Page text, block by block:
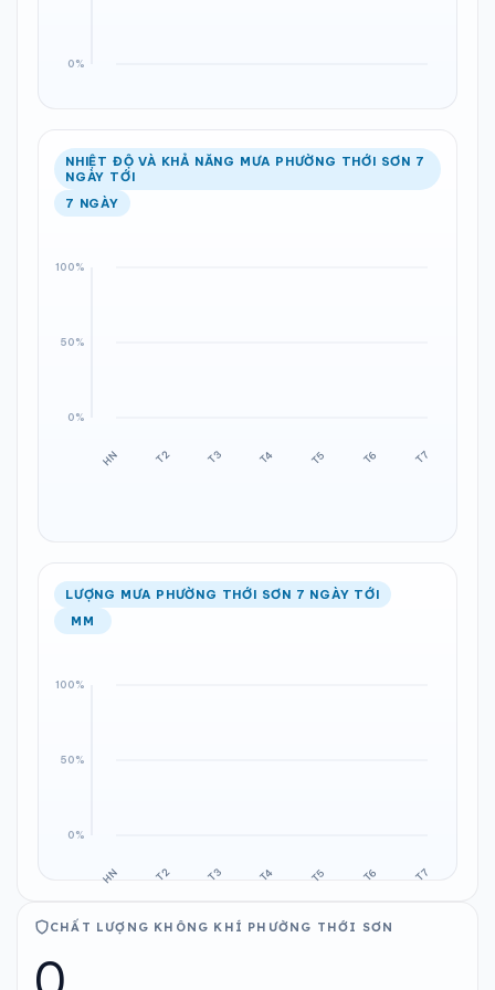
NHIỆT ĐỘ VÀ KHẢ NĂNG MƯA PHƯỜNG THỚI SƠN 7
NGÀY TỚI
7 NGÀY
LƯỢNG MƯA PHƯỜNG THỚI SƠN 7 NGÀY TỚI
MM
CHẤT LƯỢNG KHÔNG KHÍ PHƯỜNG THỚI SƠN